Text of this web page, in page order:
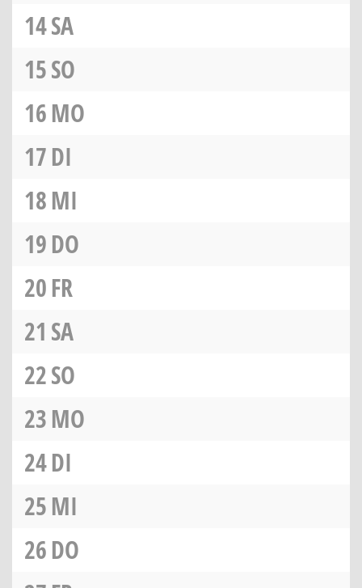
14SA
15SO
16MO
17DI
18MI
19DO
20FR
21 SA
22SO
23MO
24DI
25MI
26DO